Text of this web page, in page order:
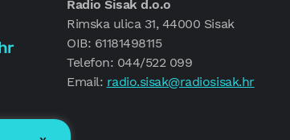
Radio Sisak d.o.o
Rimska ulica 31, 44000 Sisak
OIB: 61181498115
Telefon: 044/522 099
Email: radio.sisak@radiosisak.hr